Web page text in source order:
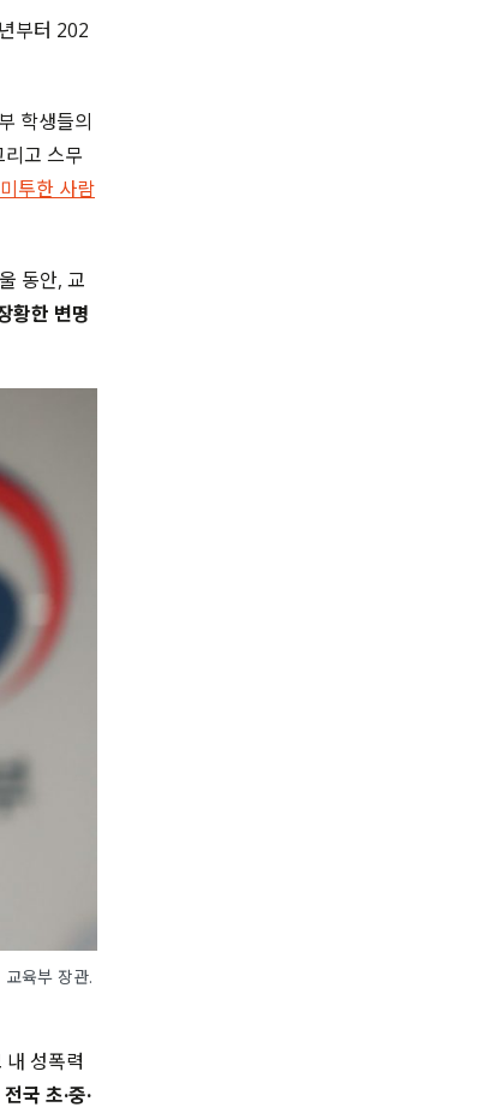
년부터 202
학생들의
리고 스무
투한 사람
동안, 교
황한 변명
육부 장관.
성폭력
국 초·중·